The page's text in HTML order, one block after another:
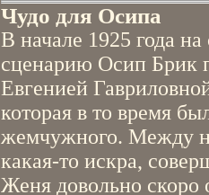
Чудо для Осипа
В начале 1925 года
сценарию Осип Брик
Евгенией
которая в то время
жемчужного. Между
какая-то искра,
Женя довольно скоро